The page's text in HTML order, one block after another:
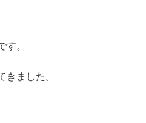
す。
ました。